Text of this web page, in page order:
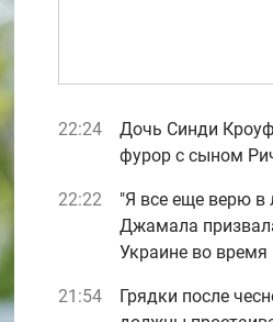
22:24
Дочь Синди
фурор с сыном
22:22
"Я все еще верю в
Джамала
Украине во
21:54
Грядки после